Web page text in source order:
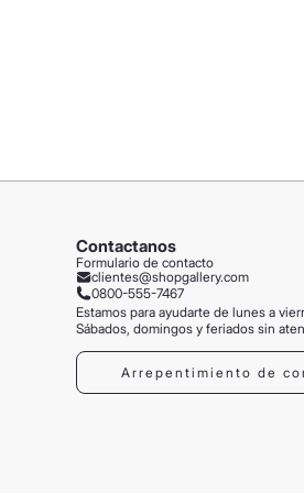
Contactanos
Formulario de contacto
clientes@shopgallery.com
0800-555-7467
Estamos para ayudarte de lunes a
Sábados, domingos y feriados sin
Arrepentimiento de